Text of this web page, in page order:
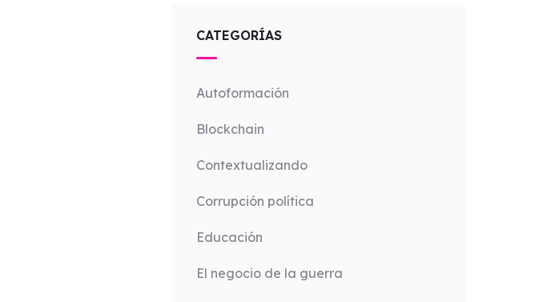
CATEGORÍAS
Autoformación
Blockchain
Contextualizando
Corrupción política
Educación
El negocio de la guerra